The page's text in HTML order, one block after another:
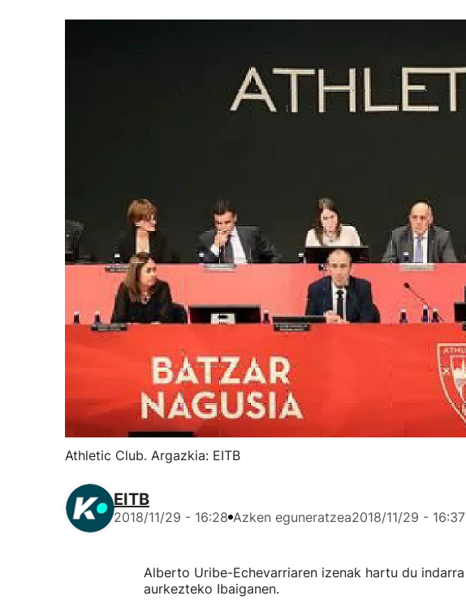
Athletic Club. Argazkia: EITB
EITB
2018/11/29 - 16:28 Azken eguneratzea2018/11/29 - 16:37
Alberto Uribe-Echevarriaren izenak hartu du indarra
aurkezteko Ibaiganen.